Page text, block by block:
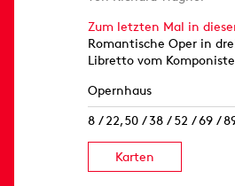
Zum letzten Mal in
Romantische Oper in
Libretto vom
Opernhaus
8 / 22,50 / 38 / 52 / 69 /
Karten